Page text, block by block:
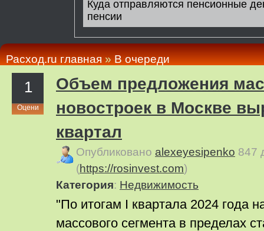
Расход.ru главная»В очереди
1
Оцени
Объем предложения
новостроек в Москве
квартал
Опубликовано alexeyesipenko 847
(https://rosinvest.com)
Категория: Недвижимость
"По итогам I квартала 2024 года
массового сегмента в пределах